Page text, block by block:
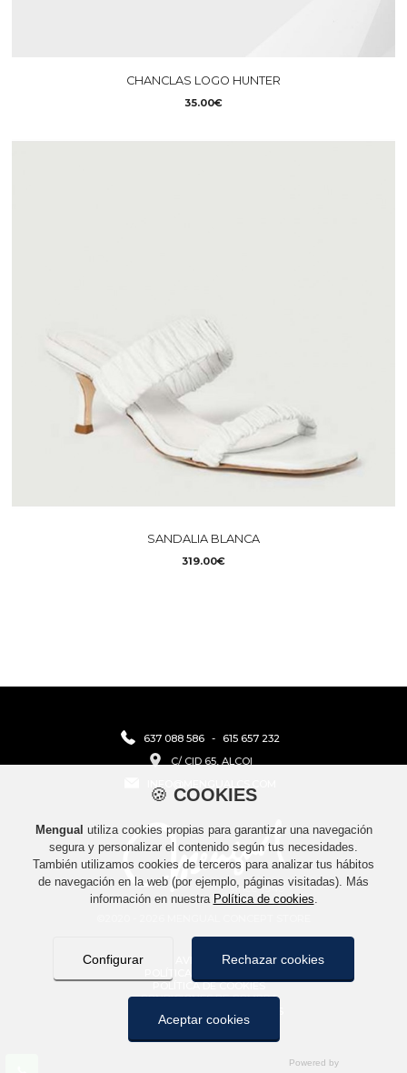
CHANCLAS LOGO HUNTER
35.00€
SANDALIA BLANCA
319.00€
637 088 586 -
615 657 232
C/ CID 65, ALCOI
AVISO LEGAL
POLÍTICA DE COOKIES
CONDICIONES DE COMPRA
CONTACTO
MAPA WEB
🍪 COOKIES
Mengual utiliza cookies propias para garantizar una navegación
segura y personalizar el contenido según tus necesidades.
También utilizamos cookies de terceros para analizar tus hábitos
de navegación en la web (por ejemplo, páginas visitadas). Más
información en nuestra Política de cookies.
Configurar Rechazar cookies
Aceptar cookies